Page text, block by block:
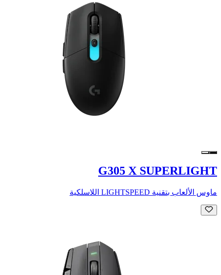
G305 X SUPERLIGHT
ماوس الألعاب بتقنية LIGHTSPEED اللاسلكية